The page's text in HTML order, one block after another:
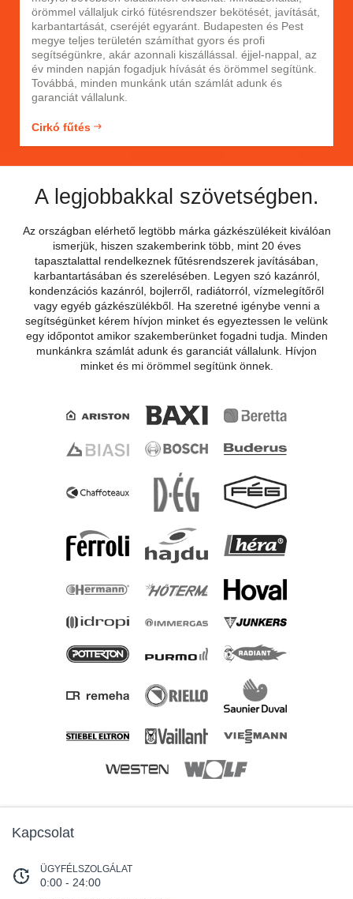
örömmel vállaljuk cirkó fütésrendszer bekötését, javítását,
karbantartását, cseréjét egyaránt. Budapesten és Pest
megye teljes területén számíthat gyors és profi
segítségünkre, akár azonnali kiszállással. éjjel-nappal, az
év minden napján fogadjuk hívását és örömmel segítünk.
Továbbá, minden munkánk után számlát adunk és
garanciát vállalunk.
Cirkó fűtés
A legjobbakkal szövetségben.
Az országban elérhető legtöbb márka gázkészülékeit kiválóan
ismerjük, hiszen szakemberink több, mint 20 éves
tapasztalattal rendelkeznek fűtésrendszerek javításában,
karbantartásában és szerelésében. Legyen szó kazánról,
kondenzációs kazánról, bojlerről, radiátorról, vízmelegítőről
vagy egyéb gázkészülékből. Ha szeretné igénybe venni a
segítségünket kérem hívjon minket és egyeztessen le velünk
egy időpontot amikor szakemberünket fogadni tudja. Minden
munkánkra számlát adunk és garanciát vállalunk. Hívjon
minket és mi örömmel segítünk önnek.
Kapcsolat
ÜGYFÉLSZOLGÁLAT
0:00 - 24:00